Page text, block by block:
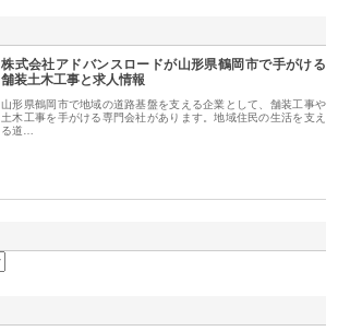
株式会社アドバンスロードが山形県鶴岡市で手がける
舗装土木工事と求人情報
山形県鶴岡市で地域の道路基盤を支える企業として、舗装工事や
土木工事を手がける専門会社があります。地域住民の生活を支え
る道…